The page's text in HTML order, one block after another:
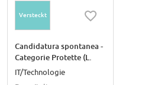
Versteckt
Candidatura spontanea -
Categorie Protette (L.
68/1999 art. 3 e art. 18)
IT/Technologie